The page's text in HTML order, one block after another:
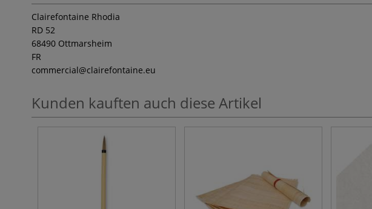
Clairefontaine Rhodia
RD 52
68490 Ottmarsheim
FR
commercial@clairefontaine.eu
Kunden kauften auch diese Artikel